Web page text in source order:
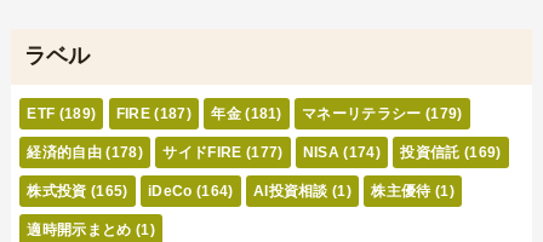
ラベル
ETF (189) FIRE (187) 年金 (181) マネーリテラシー (179)
経済的自由 (178) サイドFIRE (177) NISA (174) 投資信託 (169)
株式投資 (165) iDeCo (164) AI投資相談 (1) 株主優待 (1)
適時開示まとめ (1)